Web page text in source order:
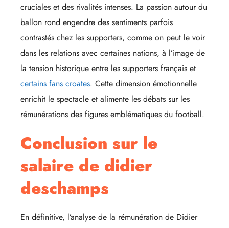
cruciales et des rivalités intenses. La passion autour du
ballon rond engendre des sentiments parfois
contrastés chez les supporters, comme on peut le voir
dans les relations avec certaines nations, à l’image de
la tension historique entre les supporters français et
certains fans croates. Cette dimension émotionnelle
enrichit le spectacle et alimente les débats sur les
rémunérations des figures emblématiques du football.
Conclusion sur le
salaire de didier
deschamps
En définitive, l’analyse de la rémunération de Didier